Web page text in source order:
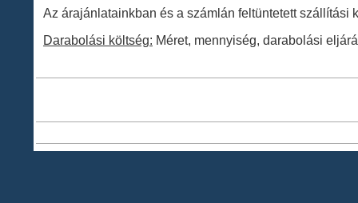
Az árajánlatainkban és a számlán feltüntetett
Darabolási költség: Méret, mennyiség, darabolási